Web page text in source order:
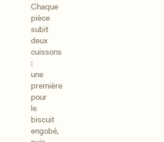
Chaque
pièce
subit
deux
cuissons
:
une
première
pour
le
biscuit
engobé,